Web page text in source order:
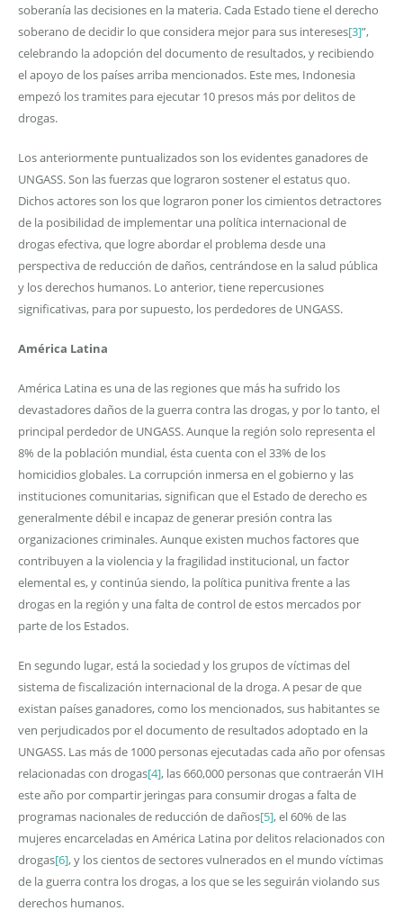
soberanía las decisiones en la materia. Cada Estado tiene el derecho
soberano de decidir lo que considera mejor para sus intereses[3]”,
celebrando la adopción del documento de resultados, y recibiendo
el apoyo de los países arriba mencionados. Este mes, Indonesia
empezó los tramites para ejecutar 10 presos más por delitos de
drogas.
Los anteriormente puntualizados son los evidentes ganadores de
UNGASS. Son las fuerzas que lograron sostener el estatus quo.
Dichos actores son los que lograron poner los cimientos detractores
de la posibilidad de implementar una política internacional de
drogas efectiva, que logre abordar el problema desde una
perspectiva de reducción de daños, centrándose en la salud pública
y los derechos humanos. Lo anterior, tiene repercusiones
significativas, para por supuesto, los perdedores de UNGASS.
América Latina
América Latina es una de las regiones que más ha sufrido los
devastadores daños de la guerra contra las drogas, y por lo tanto, el
principal perdedor de UNGASS. Aunque la región solo representa el
8% de la población mundial, ésta cuenta con el 33% de los
homicidios globales. La corrupción inmersa en el gobierno y las
instituciones comunitarias, significan que el Estado de derecho es
generalmente débil e incapaz de generar presión contra las
organizaciones criminales. Aunque existen muchos factores que
contribuyen a la violencia y la fragilidad institucional, un factor
elemental es, y continúa siendo, la política punitiva frente a las
drogas en la región y una falta de control de estos mercados por
parte de los Estados.
En segundo lugar, está la sociedad y los grupos de víctimas del
sistema de fiscalización internacional de la droga. A pesar de que
existan países ganadores, como los mencionados, sus habitantes se
ven perjudicados por el documento de resultados adoptado en la
UNGASS. Las más de 1000 personas ejecutadas cada año por ofensas
relacionadas con drogas[4], las 660,000 personas que contraerán VIH
este año por compartir jeringas para consumir drogas a falta de
programas nacionales de reducción de daños[5], el 60% de las
mujeres encarceladas en América Latina por delitos relacionados con
drogas[6], y los cientos de sectores vulnerados en el mundo víctimas
de la guerra contra los drogas, a los que se les seguirán violando sus
derechos humanos.